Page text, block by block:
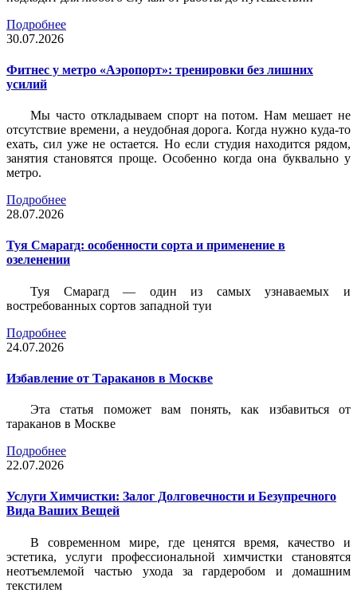
Подробнее
30.07.2026
Фитнес у метро «Аэропорт»: тренировки без лишних
усилий
Мы часто откладываем спорт на потом. Нам мешает не
отсутствие времени, а неудобная дорога. Когда нужно куда-то
ехать, сил уже не остается. Но если студия находится рядом,
занятия становятся проще. Особенно когда она буквально у
метро.
Подробнее
28.07.2026
Туя Смарагд: особенности сорта и применение в
озеленении
Туя Смарагд — один из самых узнаваемых и
востребованных сортов западной туи
Подробнее
24.07.2026
Избавление от Тараканов в Москве
Эта статья поможет вам понять, как избавиться от
тараканов в Москве
Подробнее
22.07.2026
Услуги Химчистки: Залог Долговечности и Безупречного
Вида Ваших Вещей
В современном мире, где ценятся время, качество и
эстетика, услуги профессиональной химчистки становятся
неотъемлемой частью ухода за гардеробом и домашним
текстилем